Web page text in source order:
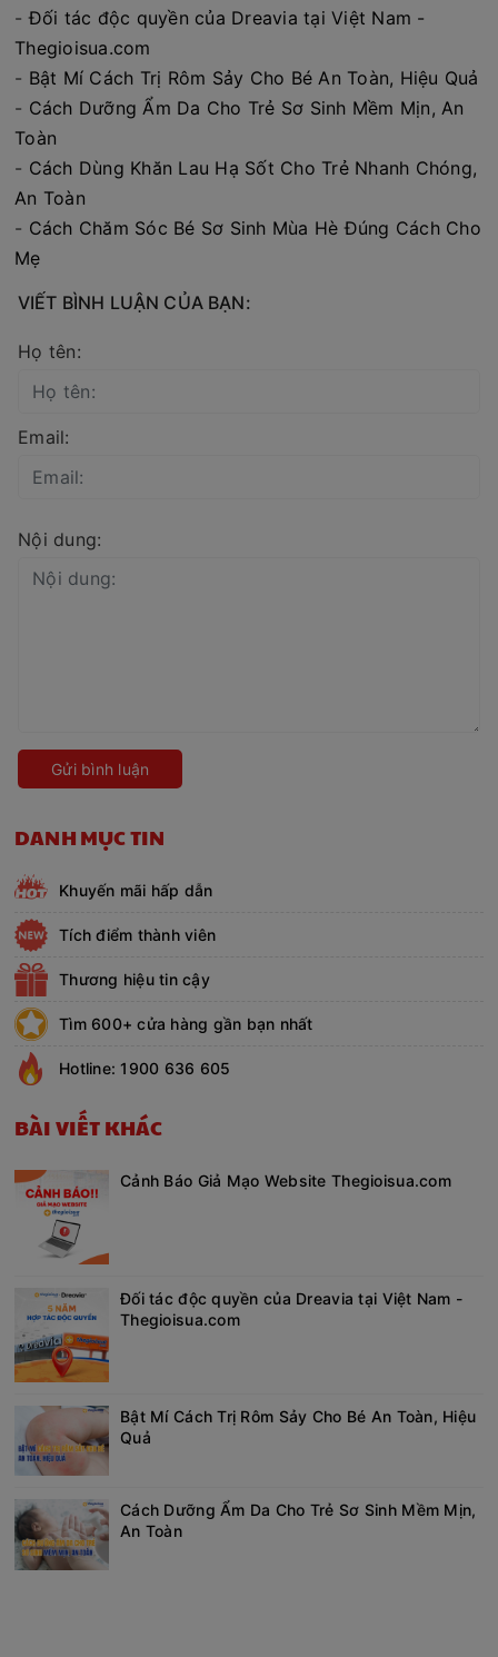
-Đối tác độc quyền của Dreavia tại Việt Nam -
Thegioisua.com
- Bật Mí Cách Trị Rôm Sảy Cho Bé An Toàn, Hiệu Quả
- Cách Dưỡng Ẩm Da Cho Trẻ Sơ Sinh Mềm Mịn, An
Toàn
- Cách Dùng Khăn Lau Hạ Sốt Cho Trẻ Nhanh Chóng,
An Toàn
- Cách Chăm Sóc Bé Sơ Sinh Mùa Hè Đúng Cách Cho
Mẹ
VIẾT BÌNH LUẬN CỦA BẠN:
Họ tên:
Email:
Nội dung:
Gửi bình luận
DANH MỤC TIN
Khuyến mãi hấp dẫn
Tích điểm thành viên
Thương hiệu tin cậy
Tìm 600+ cửa hàng gần bạn nhất
Hotline: 1900 636 605
BÀI VIẾT KHÁC
Cảnh Báo Giả Mạo Website Thegioisua.com
Đối tác độc quyền của Dreavia tại Việt Nam -
Thegioisua.com
Bật Mí Cách Trị Rôm Sảy Cho Bé An Toàn, Hiệu
Quả
Cách Dưỡng Ẩm Da Cho Trẻ Sơ Sinh Mềm Mịn,
An Toàn